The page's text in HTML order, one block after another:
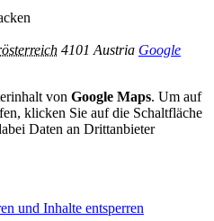
4101 Austria Google
von Google Maps. Um auf
klicken Sie auf die Schaltfläche
Daten an Drittanbieter
und Inhalte entsperren